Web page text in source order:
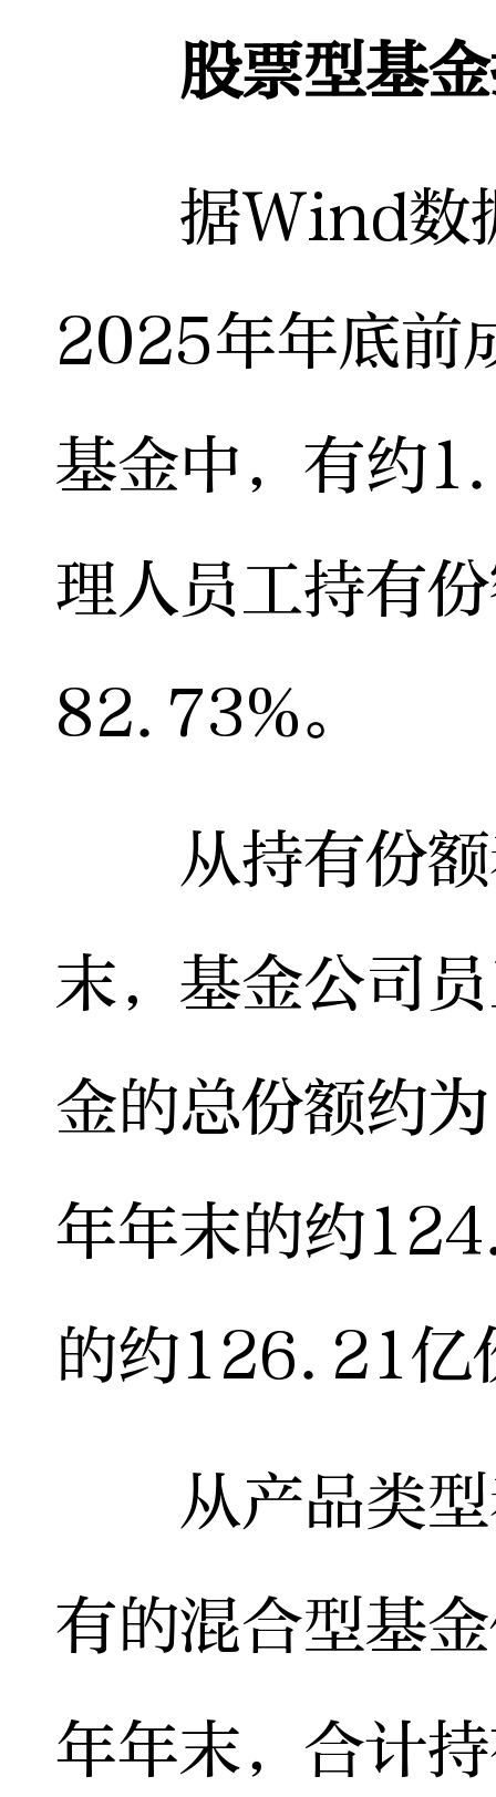
股票型基
据Wind数据
2025年年底前
基金中，有约
理人员工持有
82.73%。
从持有份额
末，基金公司
金的总份额约
年年末的约
的约126.21亿
从产品类型
有的混合型基
年年末，合计